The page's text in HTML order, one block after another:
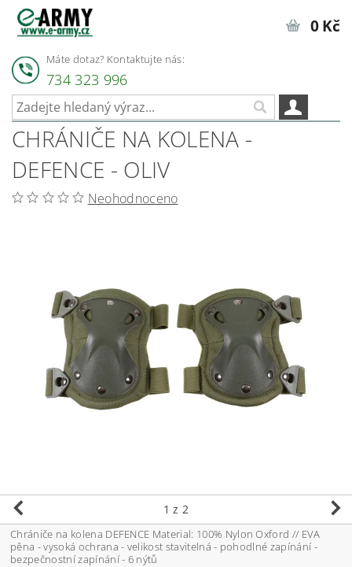
Máte dotaz? Kontaktujte nás:
734 323 996
0 Kč
CHRÁNIČE NA KOLENA -
DEFENCE - OLIV
Neohodnoceno
1 z 2
Chrániče na kolena DEFENCE Material: 100% Nylon Oxford // EVA
pěna - vysoká ochrana - velikost stavitelná - pohodlné zapínání -
bezpečnostní zapínání - 6 nýtů